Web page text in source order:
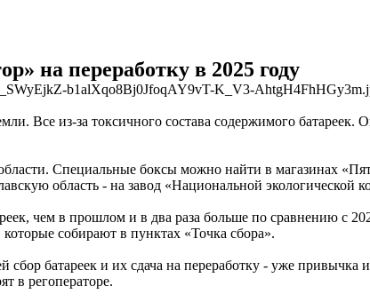
на переработку в 2025 году
Все из-за токсичного состава содержимого
Специальные боксы можно найти в магазинах
область - на завод «Национальной экологической
чем в прошлом и в два раза больше по сравнению с
собирают в пунктах «Точка сбора».
батареек и их сдача на переработку - уже привычка
в регоператоре.